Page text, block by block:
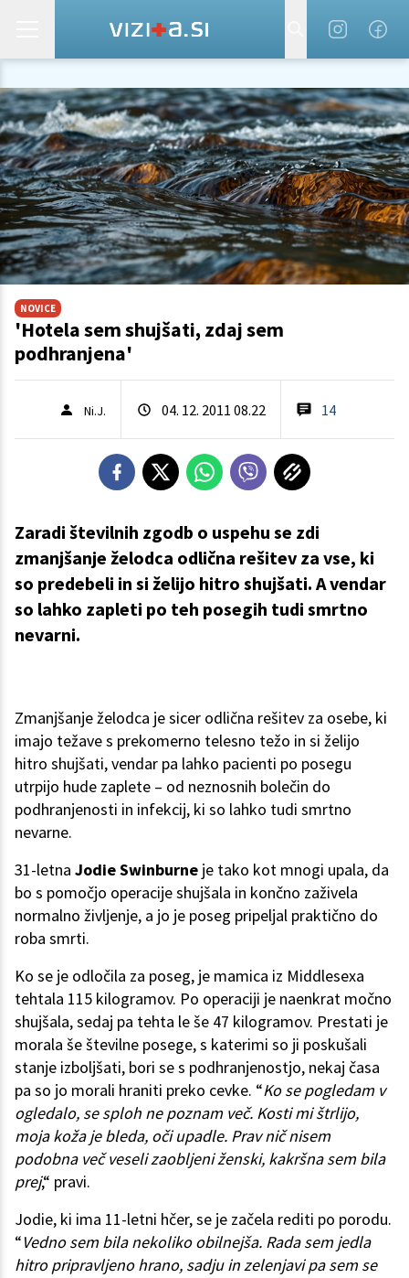
NOVICE
'Hotela sem shujšati, zdaj sem
podhranjena'
Ni.J. 04. 12. 2011 08.22 14
Zaradi številnih zgodb o uspehu se zdi
zmanjšanje želodca odlična rešitev za vse, ki
so predebeli in si želijo hitro shujšati. A vendar
so lahko zapleti po teh posegih tudi smrtno
nevarni.
Zmanjšanje želodca je sicer odlična rešitev za osebe, ki
imajo težave s prekomerno telesno težo in si želijo
hitro shujšati, vendar pa lahko pacienti po posegu
utrpijo hude zaplete – od neznosnih bolečin do
podhranjenosti in infekcij, ki so lahko tudi smrtno
nevarne.
31-letna Jodie Swinburne je tako kot mnogi upala, da
bo s pomočjo operacije shujšala in končno zaživela
normalno življenje, a jo je poseg pripeljal praktično do
roba smrti.
Ko se je odločila za poseg, je mamica iz Middlesexa
tehtala 115 kilogramov. Po operaciji je naenkrat močno
shujšala, sedaj pa tehta le še 47 kilogramov. Prestati je
morala še številne posege, s katerimi so ji poskušali
stanje izboljšati, bori se s podhranjenostjo, nekaj časa
pa so jo morali hraniti preko cevke. “Ko se pogledam v
ogledalo, se sploh ne poznam več. Kosti mi štrlijo,
moja koža je bleda, oči upadle. Prav nič nisem
podobna več veseli zaobljeni ženski, kakršna sem bila
prej,“ pravi.
Jodie, ki ima 11-letni hčer, se je začela rediti po porodu.
“Vedno sem bila nekoliko obilnejša. Rada sem jedla
hitro pripravljeno hrano, sadju in zelenjavi pa sem se